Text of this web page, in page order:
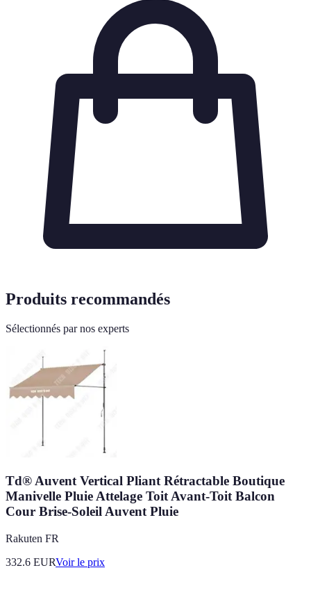
Produits recommandés
Sélectionnés par nos experts
Td® Auvent Vertical Pliant Rétractable Boutique
Manivelle Pluie Attelage Toit Avant-Toit Balcon
Cour Brise-Soleil Auvent Pluie
Rakuten FR
332.6 EURVoir le prix